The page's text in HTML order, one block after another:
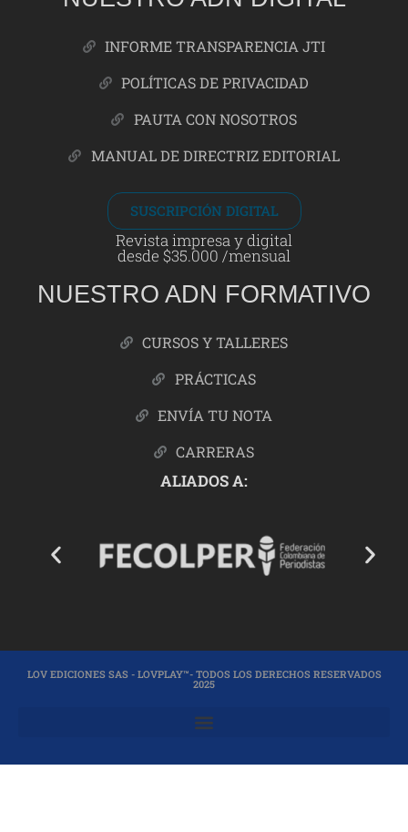
INFORME TRANSPARENCIA JTI
POLÍTICAS DE PRIVACIDAD
PAUTA CON NOSOTROS
MANUAL DE DIRECTRIZ EDITORIAL
SUSCRIPCIÓN DIGITAL
Revista impresa y digital
desde $35.000 /mensual
NUESTRO ADN FORMATIVO
CURSOS Y TALLERES
PRÁCTICAS
ENVÍA TU NOTA
CARRERAS
ALIADOS A:
LOV EDICIONES SAS - LOVPLAY™- TODOS LOS DERECHOS RESERVADOS
2025